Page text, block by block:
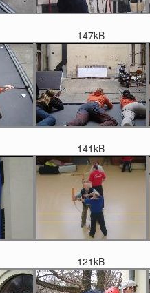
147kB
141kB
121kB